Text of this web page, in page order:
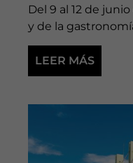
Del 9 al 12 de
y de la
LEER MÁS